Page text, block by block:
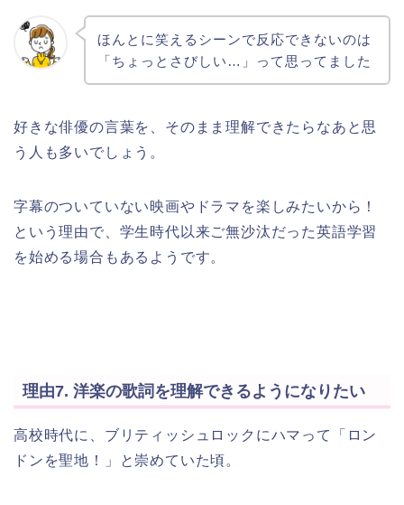
ほんとに笑えるシーンで反応できないのは
「ちょっとさびしい…」って思ってました
好きな俳優の言葉を、そのまま理解できたらなあと思
う人も多いでしょう。
字幕のついていない映画やドラマを楽しみたいから！
という理由で、学生時代以来ご無沙汰だった英語学習
を始める場合もあるようです。
理由7. 洋楽の歌詞を理解できるようになりたい
高校時代に、ブリティッシュロックにハマって「ロン
ドンを聖地！」と崇めていた頃。